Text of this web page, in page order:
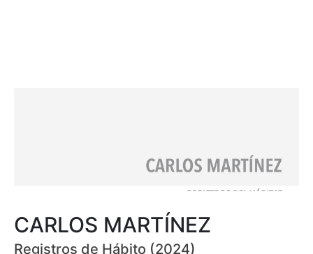
CARLOS MARTÍNEZ
Registros de Hábito (2024)